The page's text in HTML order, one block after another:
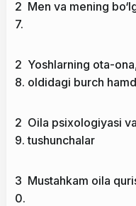
2
7.
Men va mening
2
8.
Yoshlarning ota-
oldidagi burch
2
9.
Oila psixologiyasi
tushunchalar
3
0.
Mustahkam oila